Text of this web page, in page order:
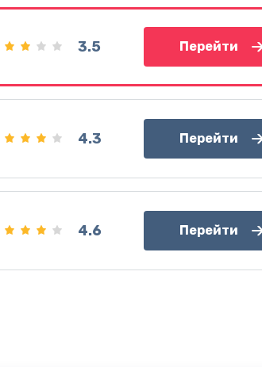
3.5 Перейти
4.3 Перейти
4.6 Перейти